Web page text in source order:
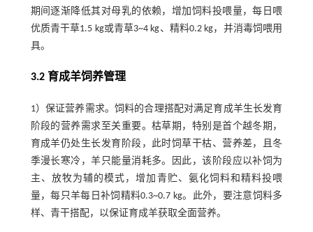
期间逐渐降低其对母乳的依赖，增加饲料投喂量，每日喂
优质青干草1.5 kg或青草3~4 kg、精料0.2 kg，并消毒饲喂用
具。
3.2 育成羊饲养管理
1）保证营养需求。饲料的合理搭配对满足育成羊生长发育
阶段的营养需求至关重要。枯草期，特别是首个越冬期，
育成羊仍处生长发育阶段，此时饲草干枯、营养差，且冬
季漫长寒冷，羊只能量消耗多。因此，该阶段应以补饲为
主、放牧为辅的模式，增加青贮、氨化饲料和精料投喂
量，每只羊每日补饲精料0.3~0.7 kg。此外，要注意饲料多
样、青干搭配，以保证育成羊获取全面营养。